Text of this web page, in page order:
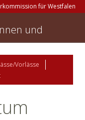
für Westfalen
und
Vorlässe